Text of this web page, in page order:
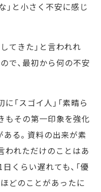
」と小さく不安に感じ
てきた」と言われれ
で、最初から何の不安
「スゴイ人」「素晴ら
もその第一印象を強化
る。資料の出来が素
われただけのことはあ
くらい遅れても、「優
どのことがあったに